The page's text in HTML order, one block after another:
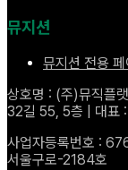
뮤지션
뮤지션 전용 페
상호명 : (주)뮤직플
32길 55, 5층 | 대표 :
사업자등록번호 :
서울구로-2184호